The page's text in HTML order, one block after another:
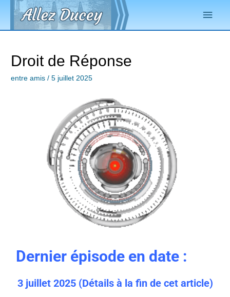
Droit de Réponse
entre amis /5 juillet 2025
Dernier épisode en date :
3 juillet 2025 (Détails à la fin de cet article)